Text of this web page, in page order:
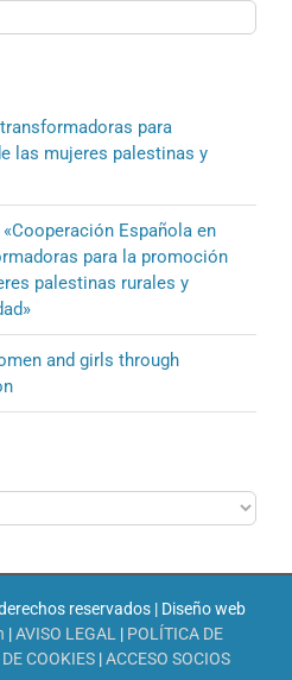
para
las mujeres palestinas y
Española en
para la promoción
palestinas rurales y
and girls through
reservados | Diseño web
|AVISO LEGAL | POLÍTICA DE
COOKIES |ACCESO SOCIOS